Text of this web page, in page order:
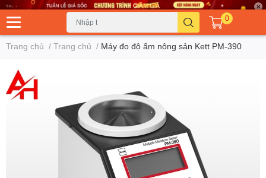
0
Trang chủ / Trang chủ / Máy đo độ ẩm nông sản Kett PM-390